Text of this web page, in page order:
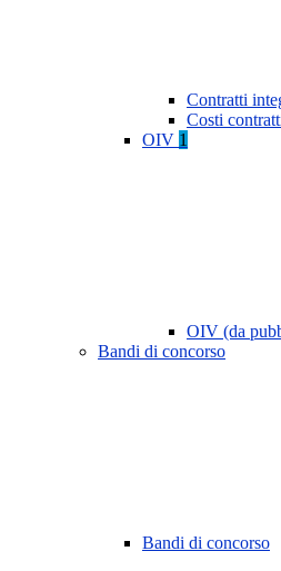
Contratti
Costi
OIV 1
OIV (da
Bandi di concorso
Bandi di concorso